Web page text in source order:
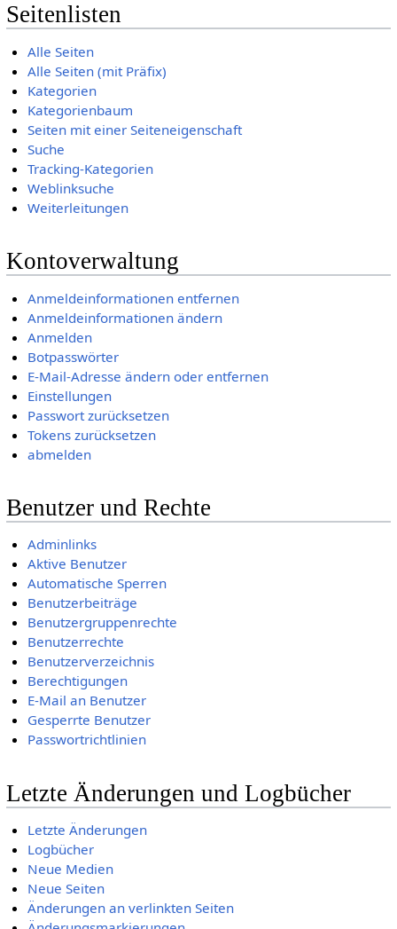
Seitenlisten
Alle Seiten
Alle Seiten (mit Präfix)
Kategorien
Kategorienbaum
Seiten mit einer Seiteneigenschaft
Suche
Tracking-Kategorien
Weblinksuche
Weiterleitungen
Kontoverwaltung
Anmeldeinformationen entfernen
Anmeldeinformationen ändern
Anmelden
Botpasswörter
E-Mail-Adresse ändern oder entfernen
Einstellungen
Passwort zurücksetzen
Tokens zurücksetzen
abmelden
Benutzer und Rechte
Adminlinks
Aktive Benutzer
Automatische Sperren
Benutzerbeiträge
Benutzergruppenrechte
Benutzerrechte
Benutzerverzeichnis
Berechtigungen
E-Mail an Benutzer
Gesperrte Benutzer
Passwortrichtlinien
Letzte Änderungen und Logbücher
Letzte Änderungen
Logbücher
Neue Medien
Neue Seiten
Änderungen an verlinkten Seiten